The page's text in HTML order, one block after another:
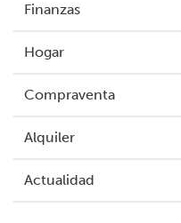
Finanzas
Hogar
Compraventa
Alquiler
Actualidad